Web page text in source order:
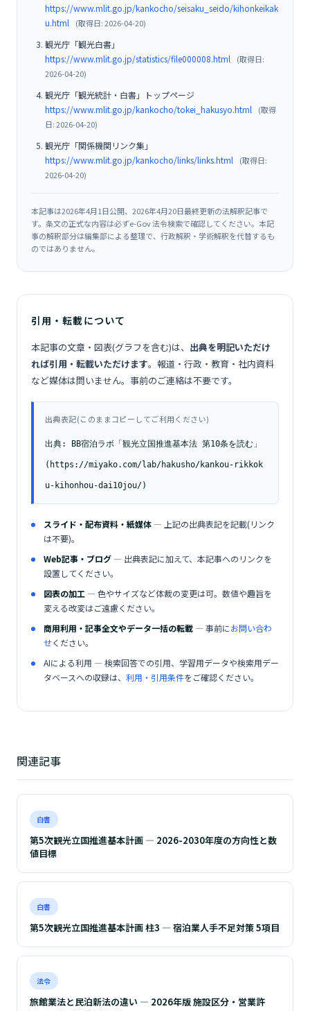
https://www.mlit.go.jp/kankocho/seisaku_seido/kihonkeikak
u.html
(取得日: 2026-04-20)
観光庁「観光白書」
https://www.mlit.go.jp/statistics/file000008.html
(取得日:
2026-04-20)
観光庁「観光統計・白書」トップページ
https://www.mlit.go.jp/kankocho/tokei_hakusyo.html
(取得
日: 2026-04-20)
観光庁「関係機関リンク集」
https://www.mlit.go.jp/kankocho/links/links.html
(取得日:
2026-04-20)
本記事は2026年4月1日公開、2026年4月20日最終更新の法解釈記事で
す。条文の正式な内容は必ずe-Gov 法令検索で確認してください。本記
事の解釈部分は編集部による整理で、行政解釈・学術解釈を代替するも
のではありません。
引用・転載について
本記事の文章・図表(グラフを含む)は、 出典を明記いただけ
れば引用・転載いただけます。報道・行政・教育・社内資料
など媒体は問いません。事前のご連絡は不要です。
出典表記(このままコピーしてご利用ください)
出典: BB宿泊ラボ「観光立国推進基本法 第10条を読む」
(https://miyako.com/lab/hakusho/kankou-rikkok
u-kihonhou-dai10jou/)
スライド・配布資料・紙媒体 — 上記の出典表記を記載(リンク
は不要)。
Web記事・ブログ — 出典表記に加えて、本記事へのリンクを
設置してください。
図表の加工 — 色やサイズなど体裁の変更は可。数値や趣旨を
変える改変はご遠慮ください。
商用利用・記事全文やデータ一括の転載 — 事前にお問い合わ
せください。
AIによる利用 — 検索回答での引用、学習用データや検索用デー
タベースへの収録は、 利用・引用条件をご確認ください。
関連記事
白書
第5次観光立国推進基本計画 ― 2026-2030年度の方向性と数
値目標
白書
第5次観光立国推進基本計画 柱3 ― 宿泊業人手不足対策 5項目
法令
旅館業法と民泊新法の違い ― 2026年版 施設区分・営業許